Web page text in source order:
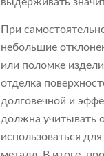
выдерживать
При
небольшие
или поломке
отделка
долговечной и
должна учитывать
использоваться